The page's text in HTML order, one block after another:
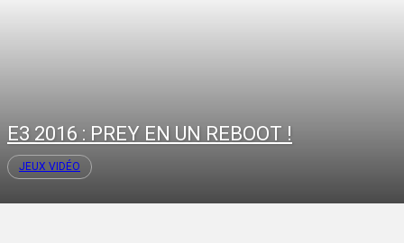
E3 2016 : PREY EN UN REBOOT !
JEUX VIDÉO